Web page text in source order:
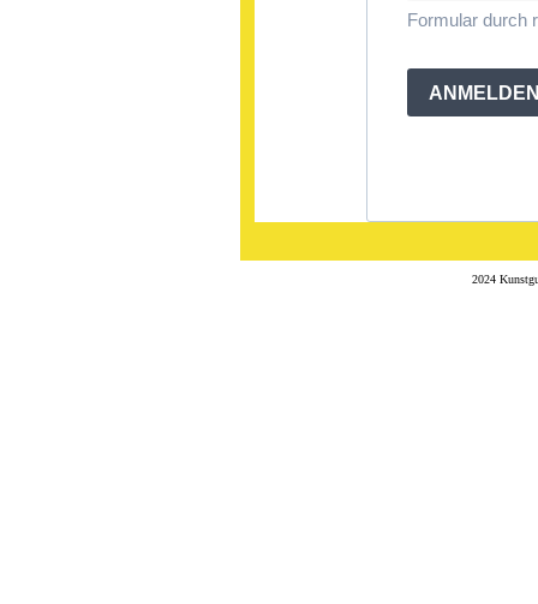
Formular durch
2024